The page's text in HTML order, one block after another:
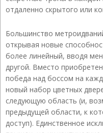
отдаленно скрытого или
Большинство
открывая новые
более линейный, вводя
другой. Вместо
победа над боссом на
новый набор цветных
следующую область (и,
предыдущей области, к
доступ). Единственное